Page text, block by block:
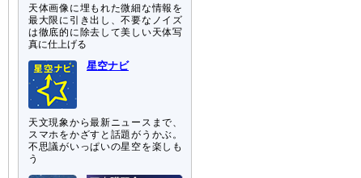
天体画像に埋もれた微細な情報を
最大限に引き出し、不要なノイズ
は徹底的に除去して美しい天体写
真に仕上げる
星空ナビ
天文現象から最新ニュースまで、
スマホをかざすと話題がうかぶ。
不思議がいっぱいの星空を楽しも
う